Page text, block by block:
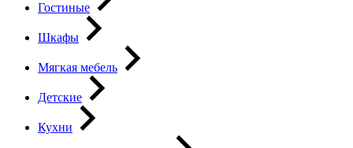
Гостиные
Шкафы
Мягкая мебель
Детские
Кухни